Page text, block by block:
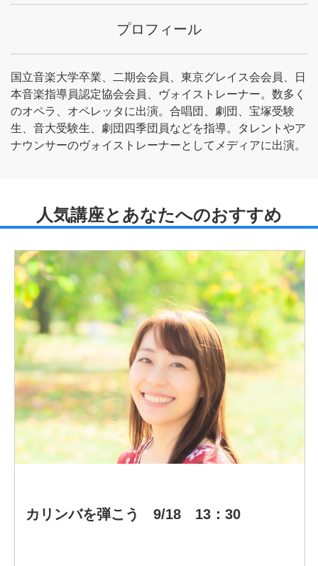
プロフィール
国立音楽大学卒業、二期会会員、東京グレイス会会員、日
本音楽指導員認定協会会員、ヴォイストレーナー。数多く
のオペラ、オペレッタに出演。合唱団、劇団、宝塚受験
生、音大受験生、劇団四季団員などを指導。タレントやア
ナウンサーのヴォイストレーナーとしてメディアに出演。